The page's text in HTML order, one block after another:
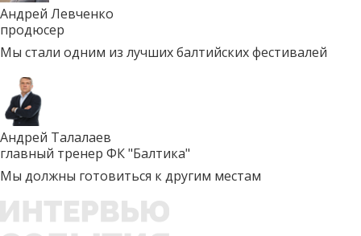
Андрей Левченко
продюсер
Мы стали одним из лучших балтийских фестивалей
Андрей Талалаев
главный тренер ФК "Балтика"
Мы должны готовиться к другим местам